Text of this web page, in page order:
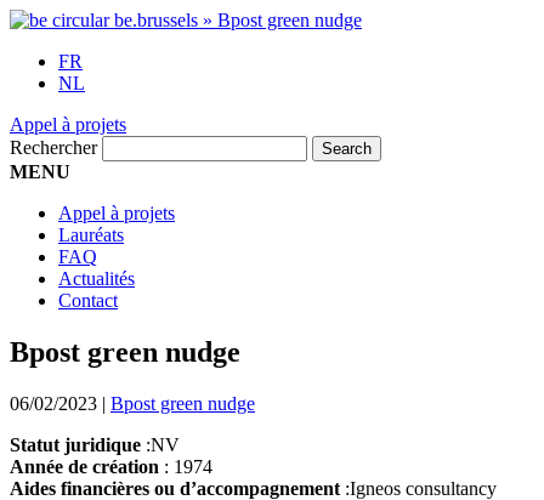
FR
NL
Appel à projets
Rechercher
MENU
Appel à projets
Lauréats
FAQ
Actualités
Contact
Bpost green nudge
06/02/2023 | Bpost green nudge
Statut juridique :NV
Année de création : 1974
Aides financières ou d’accompagnement :Igneos consultancy